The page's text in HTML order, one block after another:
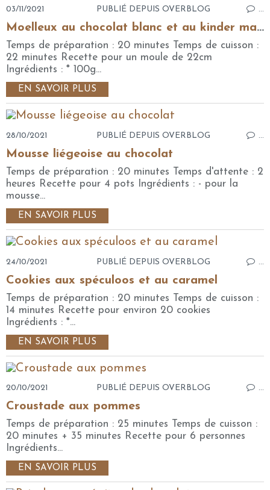
03/11/2021 PUBLIÉ DEPUIS OVERBLOG …
Moelleux au chocolat blanc et au kinder maxi
Temps de préparation : 20 minutes Temps de cuisson :
22 minutes Recette pour un moule de 22cm
Ingrédients : * 100g...
EN SAVOIR PLUS
28/10/2021 PUBLIÉ DEPUIS OVERBLOG …
Mousse liégeoise au chocolat
Temps de préparation : 20 minutes Temps d'attente : 2
heures Recette pour 4 pots Ingrédients : - pour la
mousse...
EN SAVOIR PLUS
24/10/2021 PUBLIÉ DEPUIS OVERBLOG …
Cookies aux spéculoos et au caramel
Temps de préparation : 20 minutes Temps de cuisson :
14 minutes Recette pour environ 20 cookies
Ingrédients : *...
EN SAVOIR PLUS
20/10/2021 PUBLIÉ DEPUIS OVERBLOG …
Croustade aux pommes
Temps de préparation : 25 minutes Temps de cuisson :
20 minutes + 35 minutes Recette pour 6 personnes
Ingrédients...
EN SAVOIR PLUS